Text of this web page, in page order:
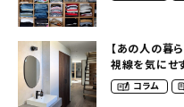
【あの人の暮
視線を気にせ
（__nn.home
コラム